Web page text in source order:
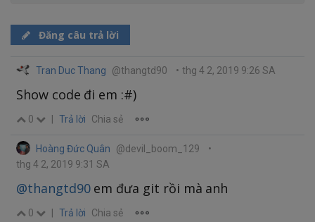
Đăng câu trả lời
Tran Duc Thang @thangtd90 • thg 4 2, 2019 9:26 SA
Show code đi em :#)
0 Trả lời Chia sẻ
Hoàng Đức Quân @devil_boom_129
•
thg 4 2, 2019 9:31 SA
@thangtd90em đưa git rồi mà anh
0 Trả lời Chia sẻ